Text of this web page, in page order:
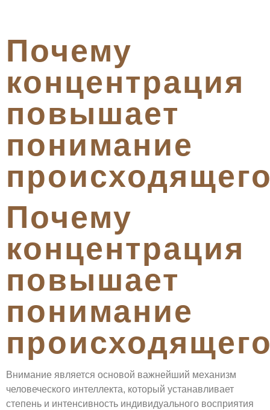
Почему
концентрация
повышает
понимание
Почему
концентрация
повышает
понимание
Внимание является основой важнейший механизм
человеческого интеллекта, который устанавливает
степень и интенсивность индивидуального восприятия